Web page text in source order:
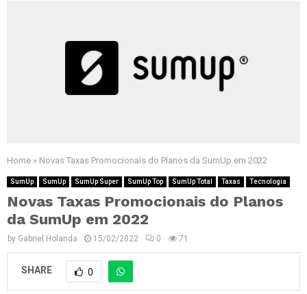
Home » Novas Taxas Promocionais do Planos da SumUp em 2022
SumUp SumUp SumUp Super SumUp Top SumUp Total Taxas Tecnologia
Novas Taxas Promocionais do Planos
da SumUp em 2022
by Gabriel Holanda 15/02/2022 0 71
SHARE 0